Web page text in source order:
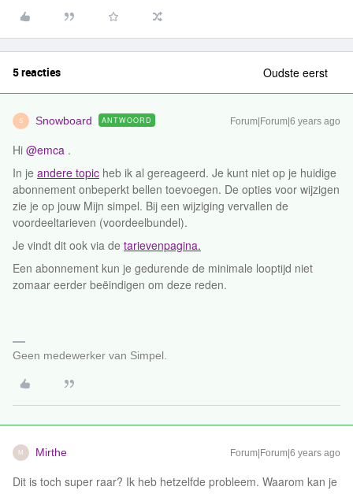
5 reacties Oudste eerst
S Snowboard ANTWOORD Forum|Forum|6 years ago
Hi @emca .
In je andere topic heb ik al gereageerd. Je kunt niet op je huidige
abonnement onbeperkt bellen toevoegen. De opties voor wijzigen
zie je op jouw Mijn simpel. Bij een wijziging vervallen de
voordeeltarieven (voordeelbundel).
Je vindt dit ook via de tarievenpagina.
Een abonnement kun je gedurende de minimale looptijd niet
zomaar eerder beëindigen om deze reden.
Geen medewerker van Simpel.
M Mirthe Forum|Forum|6 years ago
Dit is toch super raar? Ik heb hetzelfde probleem. Waarom kan je